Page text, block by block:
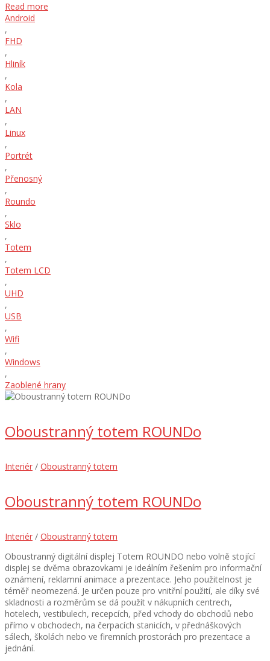
Read more
Android
,
FHD
,
Hliník
,
Kola
,
LAN
,
Linux
,
Portrét
,
Přenosný
,
Roundo
,
Sklo
,
Totem
,
Totem LCD
,
UHD
,
USB
,
Wifi
,
Windows
,
Zaoblené hrany
Oboustranný totem ROUNDo
Interiér / Oboustranný totem
Oboustranný totem ROUNDo
Interiér / Oboustranný totem
Oboustranný digitální displej Totem ROUNDO nebo volně stojící
displej se dvěma obrazovkami je ideálním řešením pro informační
oznámení, reklamní animace a prezentace. Jeho použitelnost je
téměř neomezená. Je určen pouze pro vnitřní použití, ale díky své
skladnosti a rozměrům se dá použít v nákupních centrech,
hotelech, vestibulech, recepcích, před vchody do obchodů nebo
přímo v obchodech, na čerpacích stanicích, v přednáškových
sálech, školách nebo ve firemních prostorách pro prezentace a
jednání.